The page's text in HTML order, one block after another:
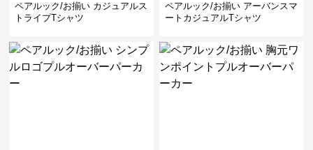
ペアルック/お揃い カジュアルス
トライプTシャツ
ペアルック/お揃い アーバンスマ
ートカジュアルTシャツ